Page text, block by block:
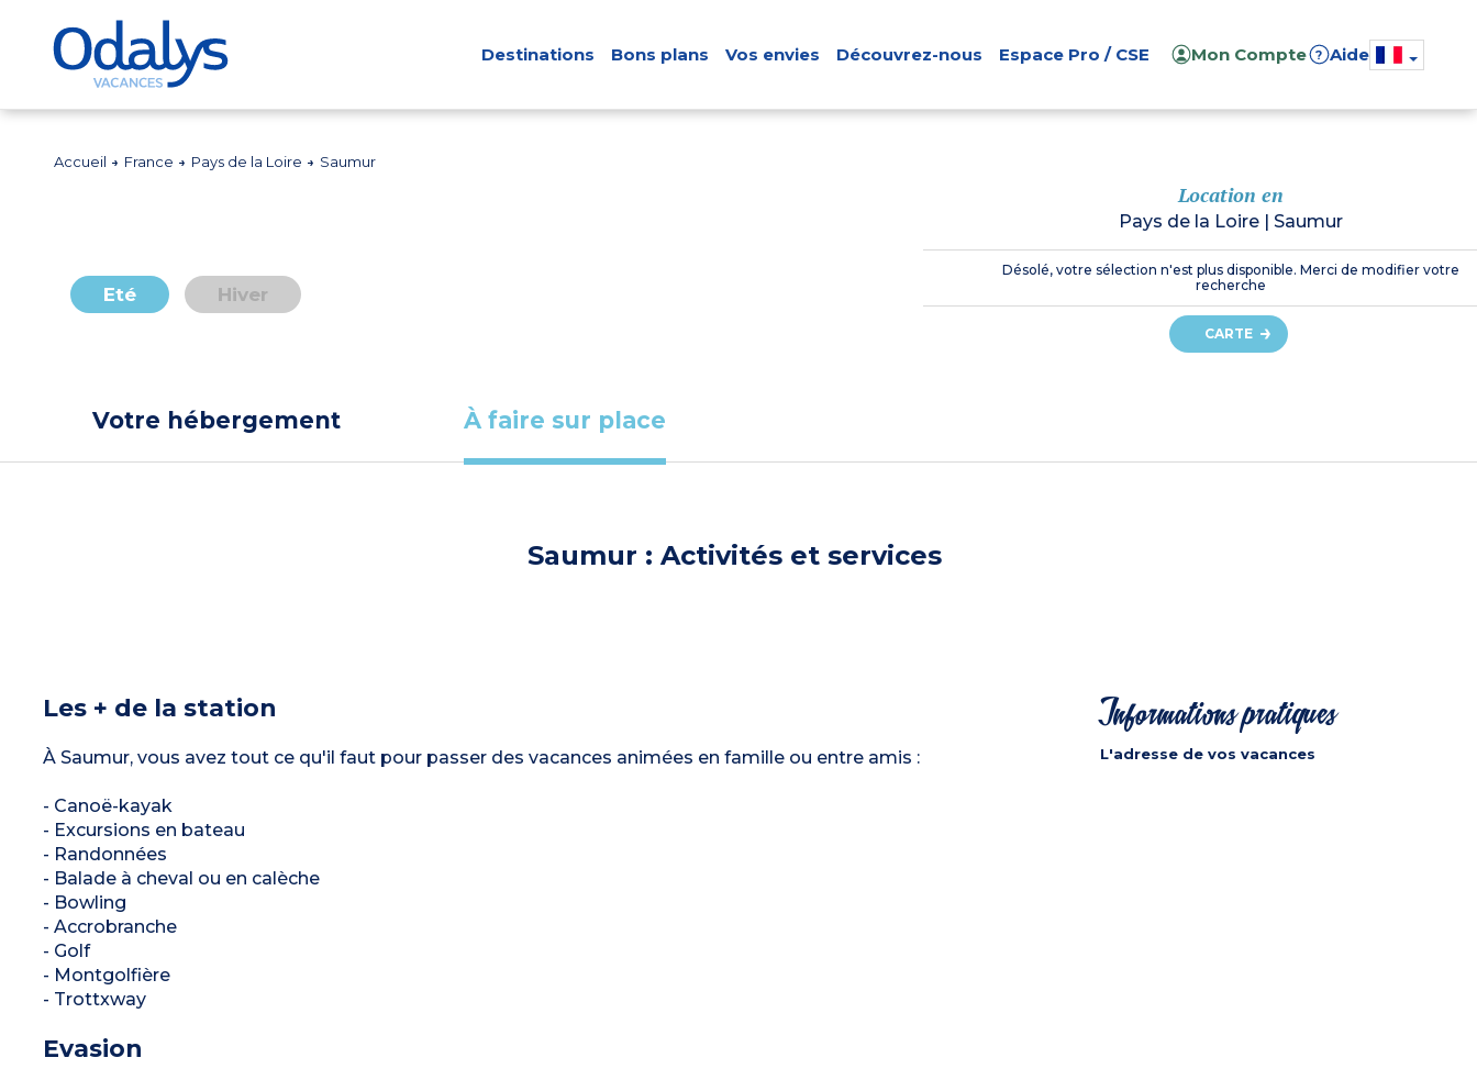
Destinations Bons plans Vos envies Découvrez-nous Espace Pro / CSE Mon Compte ? Aide
Accueil France Pays de la Loire Saumur
Eté Hiver
Location en
Pays de la Loire | Saumur
Désolé, votre sélection n'est plus disponible. Merci de modifier votre
recherche
CARTE
Votre hébergement À faire sur place
Saumur : Activités et services
Les + de la station
À Saumur, vous avez tout ce qu'il faut pour passer des vacances animées en famille ou entre amis :
- Canoë-kayak
- Excursions en bateau
- Randonnées
- Balade à cheval ou en calèche
- Bowling
- Accrobranche
- Golf
- Montgolfière
- Trottxway
Evasion
Informations pratiques
L'adresse de vos vacances